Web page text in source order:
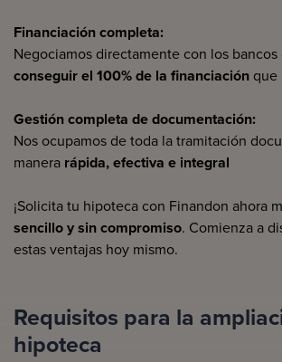
Financiación completa:
Negociamos directamente con los
conseguir el 100% de la financiación que
Gestión completa de documentación:
Nos ocupamos de toda la tramitación
manera rápida, efectiva e integral
¡Solicita tu hipoteca con Finandon ahora
sencillo y sin compromiso. Comienza a
estas ventajas hoy mismo.
Requisitos para la
hipoteca